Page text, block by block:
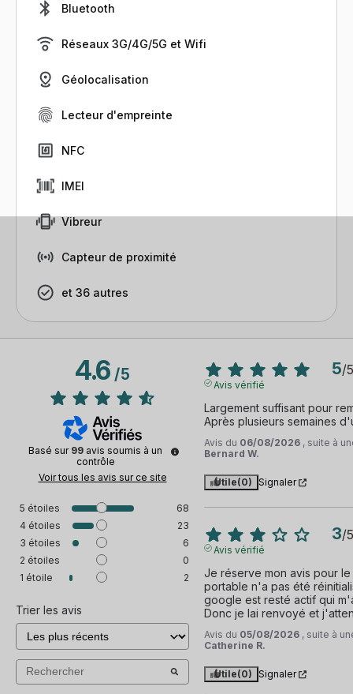
Bluetooth
Réseaux 3G/4G/5G et Wifi
Géolocalisation
Lecteur d'empreinte
NFC
IMEI
Vibreur
Capteur de proximité
et 36 autres
4.6/5
Basé sur 99 avis soumis à un
contrôle
Voir tous les avis sur ce site
5 étoiles
68
4 étoiles
23
3 étoiles
6
2 étoiles
0
1 étoile 2
Trier les avis
5/5
Avis vérifié
Largement suffisant pour
Après plusieurs semaines
Avis du 06/08/2026 , suite à
Bernard W.
Utile(0) Signaler
3/5
Avis vérifié
Je réserve mon avis pour le
portable n'a pas été
google est resté actif qui
Donc je lai renvoyé et
Avis du 05/08/2026 , suite à
Catherine R.
Utile(0) Signaler